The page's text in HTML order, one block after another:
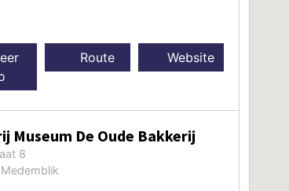
Route Website
Museum De Oude Bakkerij
8